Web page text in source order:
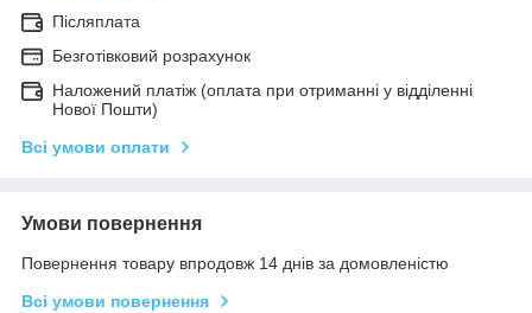
Післяплата
Безготівковий розрахунок
Наложений платіж (оплата при отриманні у відділенні
Нової Пошти)
Всі умови оплати
Умови повернення
Повернення товару впродовж 14 днів за домовленістю
Всі умови повернення